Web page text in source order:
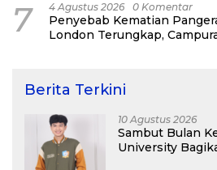
7 4 Agustus 2026 0 Komentar
Penyebab Kematian
London Terungkap,
Berita Terkini
10 Agustus 2026
Sambut Bulan
University